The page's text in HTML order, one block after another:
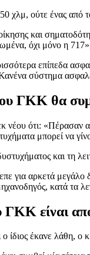
χλμ, ούτε ένας
και
όχι μόνο η
επίπεδα
σύστημα
ΓΚΚ θα
ότι: «Πέρασαν
μπορεί να
και τη
για αρκετά μεγάλο
κατά τα
είναι
ίδιος έκανε λάθη, ο